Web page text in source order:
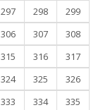
297 298
299
306 307
308
315 316
317
324 325
326
333 334
335